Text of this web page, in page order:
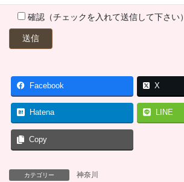
確認（チェックを入れて送信して下さい）
Facebook X
Hatena LINE
Copy
カテゴリー 神奈川